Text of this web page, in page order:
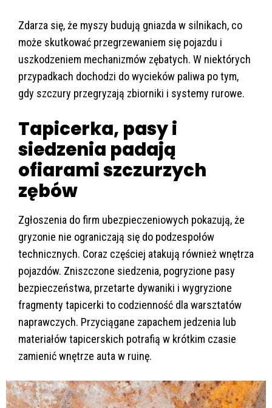
Zdarza się, że myszy budują gniazda w silnikach, co
może skutkować przegrzewaniem się pojazdu i
uszkodzeniem mechanizmów zębatych. W niektórych
przypadkach dochodzi do wycieków paliwa po tym,
gdy szczury przegryzają zbiorniki i systemy rurowe.
Tapicerka, pasy i
siedzenia padają
ofiarami szczurzych
zębów
Zgłoszenia do firm ubezpieczeniowych pokazują, że
gryzonie nie ograniczają się do podzespołów
technicznych. Coraz częściej atakują również wnętrza
pojazdów. Zniszczone siedzenia, pogryzione pasy
bezpieczeństwa, przetarte dywaniki i wygryzione
fragmenty tapicerki to codzienność dla warsztatów
naprawczych. Przyciągane zapachem jedzenia lub
materiałów tapicerskich potrafią w krótkim czasie
zamienić wnętrze auta w ruinę.